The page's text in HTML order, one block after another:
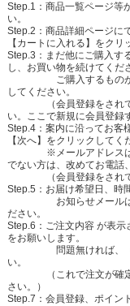
Step.1：商品一覧ページ等
い。
Step.2：商品詳細ページに
【カートに入れる】をクリ
Step.3：まだ他にご購入す
し、お買い物を続けてくだ
ご購入するものが他に
してください。
（会員登録をされてい
い。ここで新規に会員登録
Step.4：案内に沿ってお客
【次へ】をクリックしてく
※メールアドレスは必
でない方は、改めてお電話
（会員登録をされてい
Step.5：お届け希望日、時
お知らせメールはセー
ださい。
Step.6：ご注文内容 が表
をお願いします。
問題無ければ、【この
い。
（これで注文が確定し
さい。）
Step.7：会員登録、ポイン